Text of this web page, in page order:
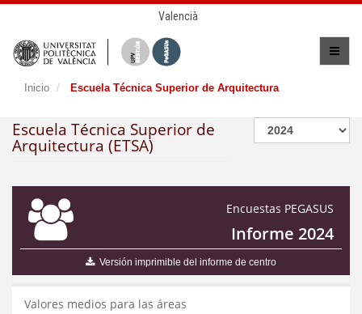
Valencià
Inicio Escuela Técnica Superior de Arquitectura
Escuela Técnica Superior de
Arquitectura (ETSA)
Encuestas PEGASUS
Informe 2024
Versión imprimible del informe de centro
Valores medios para las áreas